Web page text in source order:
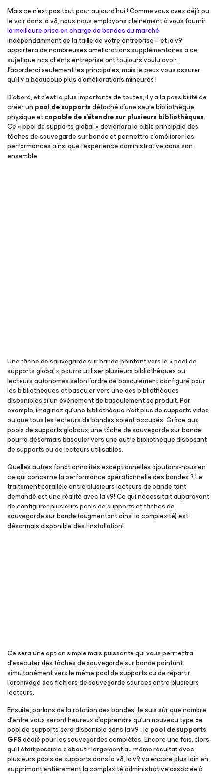
Mais ce n’est pas tout pour aujourd’hui ! Comme vous avez déjà pu
le voir dans la v8, nous nous employons pleinement à vous fournir
la meilleure prise en charge de bandes du marché
indépendamment de la taille de votre entreprise – et la v9
apportera de nombreuses améliorations supplémentaires à ce
sujet que nos clients entreprise ont toujours voulu avoir.
J’aborderai seulement les principales, mais je peux vous assurer
qu’il y a beaucoup plus d’améliorations mineures !
D’abord, et c’est la plus importante de toutes, il y a la possibilité de
créer un pool de supportsdétaché d’une seule bibliothèque
physique etcapable de s’étendre sur plusieurs bibliothèques.
Ce « pool de supports global » deviendra la cible principale des
tâches de sauvegarde sur bande et permettra d’améliorer les
performances ainsi que l’expérience administrative dans son
ensemble.
Une tâche de sauvegarde sur bande pointant vers le « pool de
supports global » pourra utiliser plusieurs bibliothèques ou
lecteurs autonomes selon l’ordre de basculement configuré pour
les bibliothèques et basculer vers une des bibliothèques
disponibles si un événement de basculement se produit. Par
exemple, imaginez qu’une bibliothèque n’ait plus de supports vides
ou que tous les lecteurs de bandes soient occupés. Grâce aux
pools de supports globaux, une tâche de sauvegarde sur bande
pourra désormais basculer vers une autre bibliothèque disposant
de supports ou de lecteurs utilisables.
Quelles autres fonctionnalités exceptionnelles ajoutons-nous en
ce qui concerne la performance opérationnelle des bandes ? Le
traitement parallèle entre plusieurs lecteurs de bande tant
demandé est une réalité avec la v9! Ce qui nécessitait auparavant
de configurer plusieurs pools de supports et tâches de
sauvegarde sur bande (augmentant ainsi la complexité) est
désormais disponible dès l’installation!
Ce sera une option simple mais puissante qui vous permettra
d’exécuter des tâches de sauvegarde sur bande pointant
simultanément vers le même pool de supports ou de répartir
l’archivage des fichiers de sauvegarde sources entre plusieurs
lecteurs.
Ensuite, parlons de la rotation des bandes. Je suis sûr que nombre
d’entre vous seront heureux d’apprendre qu’un nouveau type de
pool de supports sera disponible dans la v9 : le pool de supports
GFSdédié pour les sauvegardes complètes. Encore une fois, alors
qu’il était possible d’aboutir largement au même résultat avec
plusieurs pools de supports dans la v8, la v9 va encore plus loin en
supprimant entièrement la complexité administrative associée à